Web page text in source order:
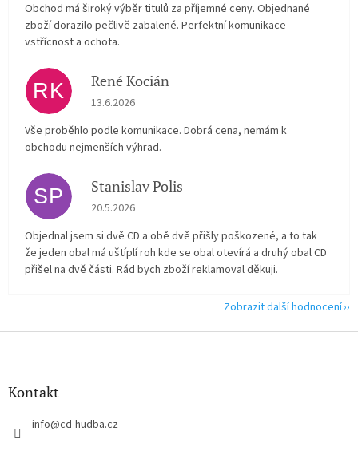
Obchod má široký výběr titulů za příjemné ceny. Objednané
zboží dorazilo pečlivě zabalené. Perfektní komunikace -
vstřícnost a ochota.
RK René Kocián
Hodnocení obchodu je 5 z 5 hvězdiček.
13.6.2026
Vše proběhlo podle komunikace. Dobrá cena, nemám k
obchodu nejmenších výhrad.
SP Stanislav Polis
Hodnocení obchodu je 2 z 5 hvězdiček.
20.5.2026
Objednal jsem si dvě CD a obě dvě přišly poškozené, a to tak
že jeden obal má uštíplí roh kde se obal otevírá a druhý obal CD
přišel na dvě části. Rád bych zboží reklamoval děkuji.
Zobrazit další hodnocení
Z
Kontakt
info@cd-hudba.cz